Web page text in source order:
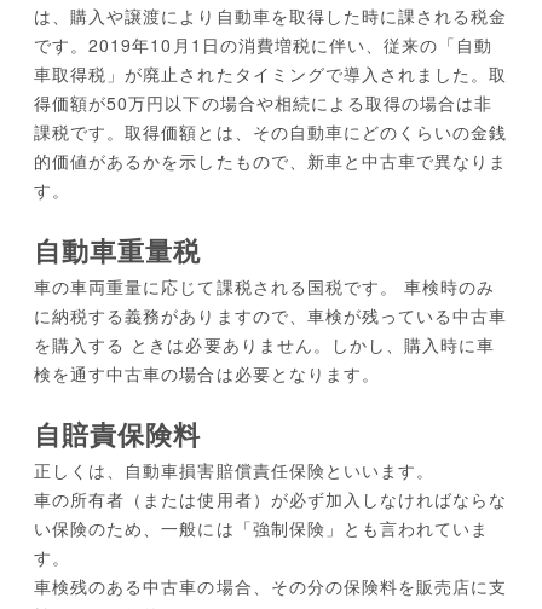
は、購入や譲渡により自動車を取得した時に課される税金
です。2019年10月1日の消費増税に伴い、従来の「自動
車取得税」が廃止されたタイミングで導入されました。取
得価額が50万円以下の場合や相続による取得の場合は非
課税です。取得価額とは、その自動車にどのくらいの金銭
的価値があるかを示したもので、新車と中古車で異なりま
す。
自動車重量税
車の車両重量に応じて課税される国税です。 車検時のみ
に納税する義務がありますので、車検が残っている中古車
を購入する ときは必要ありません。しかし、購入時に車
検を通す中古車の場合は必要となります。
自賠責保険料
正しくは、自動車損害賠償責任保険といいます。
車の所有者（または使用者）が必ず加入しなければならな
い保険のため、一般には「強制保険」とも言われていま
す。
車検残のある中古車の場合、その分の保険料を販売店に支